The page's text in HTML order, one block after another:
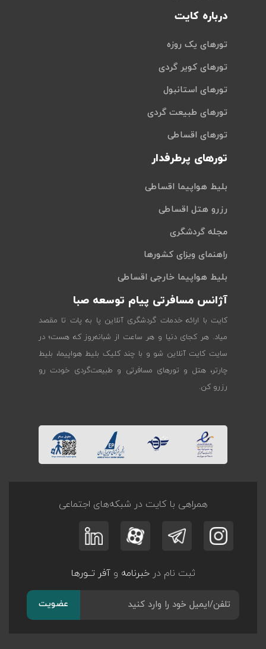
درباره کایت
تورهای یک روزه
تورهای کویر گردی
تورهای استانبول
تورهای طبیعت گردی
تورهای اقساطی
تورهای پرطرفدار
بلیط هواپیما اقساطی
رزرو هتل اقساطی
مجله گردشگری
راهنمای ویزای کشورها
بلیط هواپیما خارجی اقساطی
آژانس مسافرتی پیام توسعه صبا
کایت با ارائه خدمات گردشگری آنلاین پا به پات تا مقصد
میاد. هر کجای دنیا و هر ساعت از شبانه‌روز که هست؛ در
سایت کایت آنلاین شو و با چند کلیک بلیط هواپیما، بلیط
چارتر، هتل و تورهای مسافرتی و طبیعت‌گردی خودت رو
رزرو کن.
همراهی با کایت در شبکه‌های اجتماعی
ثبت نام درخبرنامه وآفر تــورها
عضویت